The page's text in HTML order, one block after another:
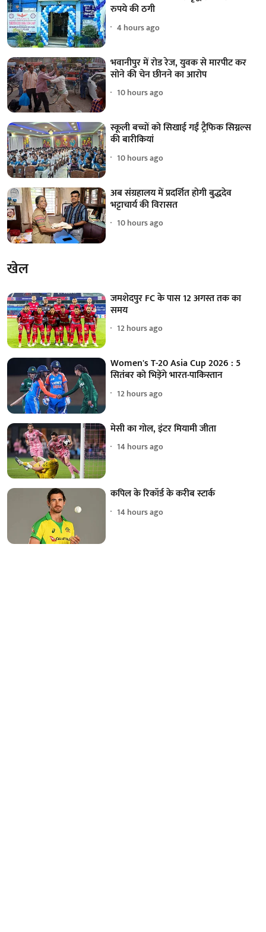
रुपये की ठगी
4 hours ago
भवानीपुर में रोड रेज, युवक से मारपीट कर
सोने की चेन छीनने का आरोप
10 hours ago
स्कूली बच्चों को सिखाई गईं ट्रैफिक सिग्नल्स
की बारीकियां
10 hours ago
अब संग्रहालय में प्रदर्शित होगी बुद्धदेव
भट्टाचार्य की विरासत
10 hours ago
खेल
जमशेदपुर FC के पास 12 अगस्त तक का
समय
12 hours ago
Women's T-20 Asia Cup 2026 : 5
सितंबर को भिड़ेंगे भारत-पाकिस्तान
12 hours ago
मेसी का गोल, इंटर मियामी जीता
14 hours ago
कपिल के रिकॉर्ड के करीब स्टार्क
14 hours ago